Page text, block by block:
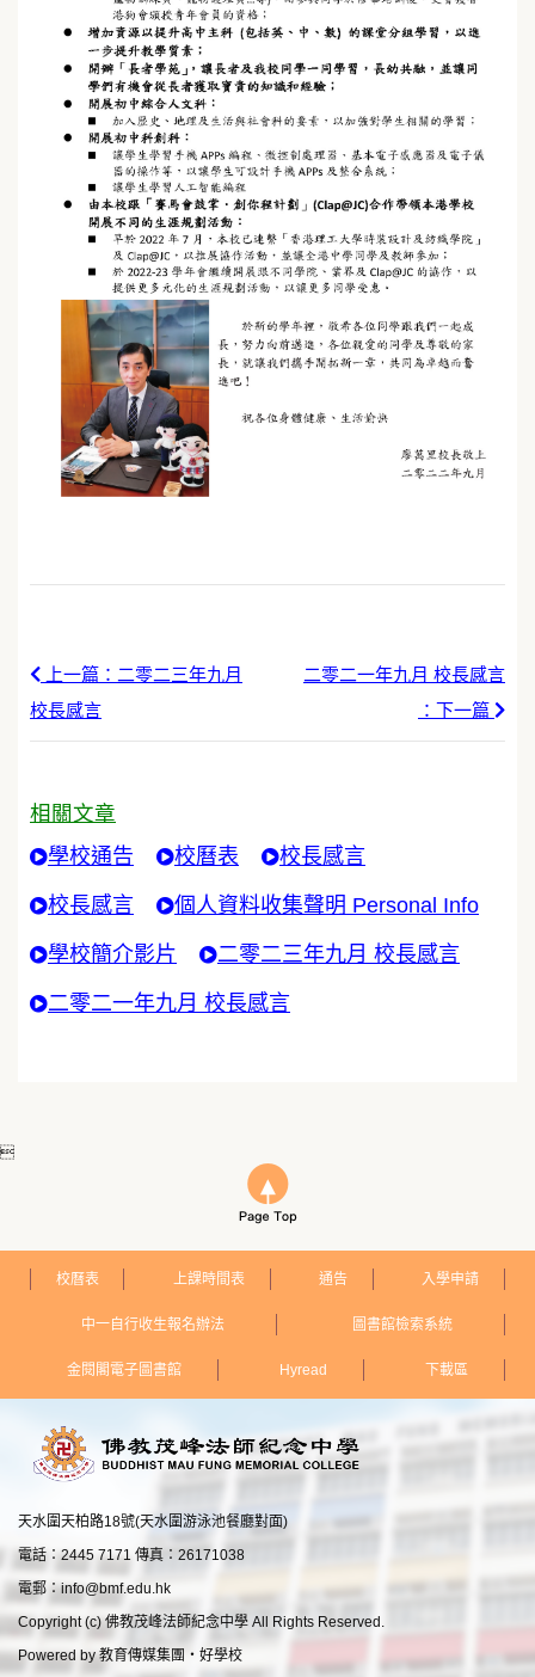
上一篇：二零二三年九月
校長感言
二零二一年九月 校長感言
：下一篇
相關文章
學校通告
校曆表 校長感言
校長感言 個人資料收集聲明 Personal Info
學校簡介影片 二零二三年九月 校長感言
二零二一年九月 校長感言

校曆表 上課時間表 通告 入學申請
中一自行收生報名辦法 圖書館檢索系統
金閱閣電子圖書館 Hyread 下載區
天水圍天柏路18號(天水圍游泳池餐廳對面)
電話：2445 7171 傳真：26171038
電郵：info@bmf.edu.hk
Copyright (c) 佛教茂峰法師紀念中學 All Rights Reserved.
Powered by教育傳媒集團 ‧ 好學校